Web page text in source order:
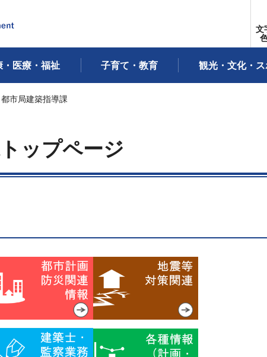
文
・医療・福祉 子育て・教育 観光・文化・
市局建築指導課
ップページ